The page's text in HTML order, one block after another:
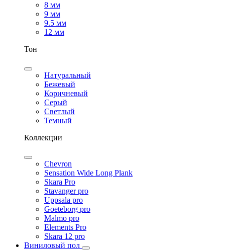
8 мм
9 мм
9.5 мм
12 мм
Тон
Натуральный
Бежевый
Коричневый
Серый
Светлый
Темный
Коллекции
Chevron
Sensation Wide Long Plank
Skara Pro
Stavanger pro
Uppsala pro
Goeteborg pro
Malmo pro
Elements Pro
Skara 12 pro
Виниловый пол